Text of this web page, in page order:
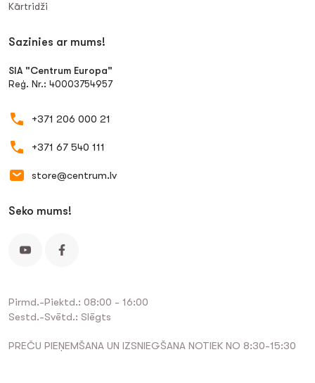
Kārtridži
Sazinies ar mums!
SIA "Centrum Europa"
Reģ. Nr.: 40003754957
+371 206 000 21
+371 67 540 111
store@centrum.lv
Seko mums!
Pirmd.-Piektd.: 08:00 - 16:00
Sestd.-Svētd.: Slēgts
PREČU PIEŅEMŠANA UN IZSNIEGŠANA NOTIEK NO 8:30-15:30